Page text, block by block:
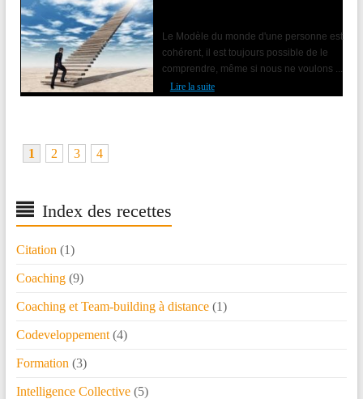
Le Modèle du monde d'une personne est
cohérent, il est toujours possible de le
comprendre, même si nous ne voulons ...
Lire la suite
1 2 3 4
Index des recettes
Citation (1)
Coaching(9)
Coaching et Team-building à distance(1)
Codeveloppement(4)
Formation (3)
Intelligence Collective(5)